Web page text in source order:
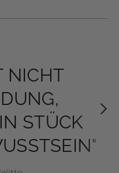
NEU"
NICHT
STÜCK
NEU"
NICHT
STÜCK